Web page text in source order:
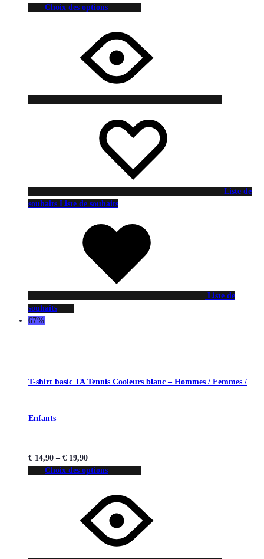
Choix des options
Liste de
souhaits Liste de souhaits
Liste de
souhaits
67%
T-shirt basic TA Tennis Cooleurs blanc – Hommes / Femmes /
Enfants
€ 14,90 – € 19,90
Choix des options